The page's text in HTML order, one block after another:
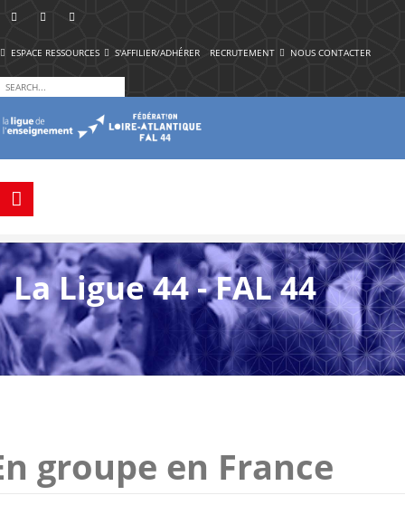
ESPACE RESSOURCES S'AFFILIER/ADHÉRER RECRUTEMENT NOUS CONTACTER
La Ligue 44 - FAL 44
groupe en France